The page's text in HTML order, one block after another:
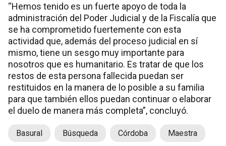
“Hemos tenido es un fuerte apoyo de toda la
administración del Poder Judicial y de la Fiscalía que
se ha comprometido fuertemente con esta
actividad que, además del proceso judicial en sí
mismo, tiene un sesgo muy importante para
nosotros que es humanitario. Es tratar de que los
restos de esta persona fallecida puedan ser
restituidos en la manera de lo posible a su familia
para que también ellos puedan continuar o elaborar
el duelo de manera más completa”, concluyó.
Basural Búsqueda Córdoba Maestra